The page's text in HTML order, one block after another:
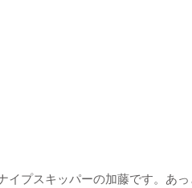
イプスキッパーの加藤です。あ